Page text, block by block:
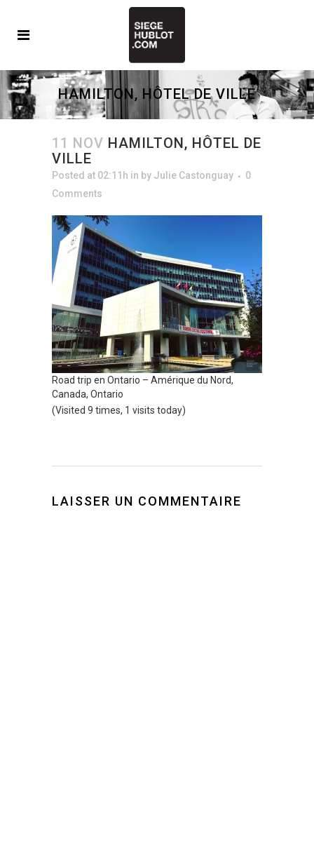
HAMILTON, HÔTEL DE VILLE
11 NOV HAMILTON, HÔTEL DE
VILLE
Posted at 02:11h in by Julie Castonguay
0
Comments
Road trip en Ontario – Amérique du Nord,
Canada, Ontario
(Visited 9 times, 1 visits today)
LAISSER UN COMMENTAIRE